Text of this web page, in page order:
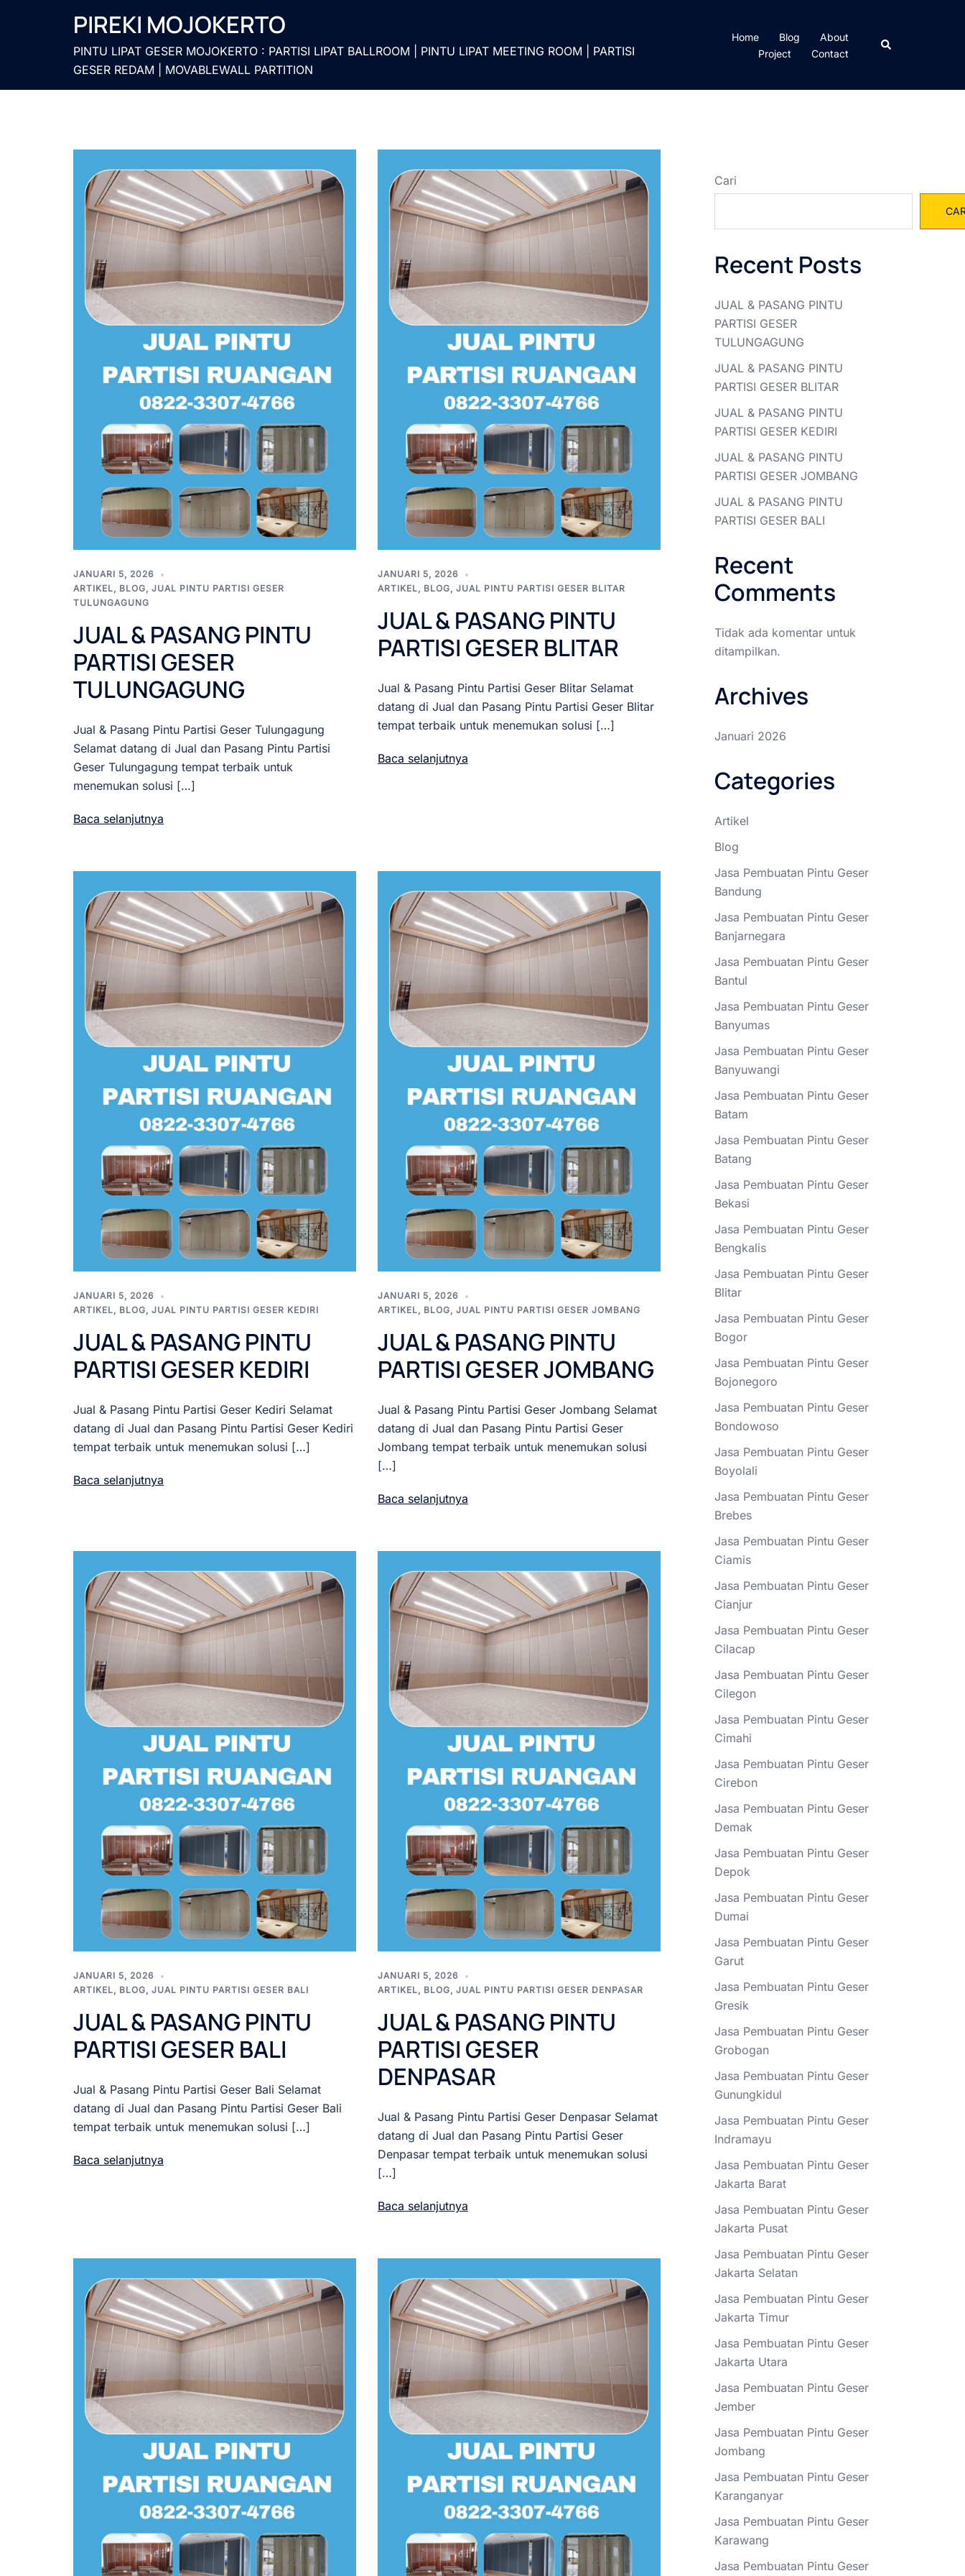
PIREKI MOJOKERTO
PINTU LIPAT GESER MOJOKERTO : PARTISI LIPAT BALLROOM | PINTU LIPAT MEETING ROOM | PARTISI
GESER REDAM | MOVABLEWALL PARTITION
Home Blog
About
Project
Contact
Cari
JANUARI 5, 2026
ARTIKEL, BLOG, JUAL PINTU PARTISI GESER
TULUNGAGUNG
JUAL & PASANG PINTU
PARTISI GESER
TULUNGAGUNG
Jual & Pasang Pintu Partisi Geser Tulungagung
Selamat datang di Jual dan Pasang Pintu Partisi
Geser Tulungagung tempat terbaik untuk
menemukan solusi […]
Baca selanjutnya
JANUARI 5, 2026
ARTIKEL, BLOG, JUAL PINTU PARTISI GESER BLITAR
JUAL & PASANG PINTU
PARTISI GESER BLITAR
Jual & Pasang Pintu Partisi Geser Blitar Selamat
datang di Jual dan Pasang Pintu Partisi Geser Blitar
tempat terbaik untuk menemukan solusi […]
Baca selanjutnya
JANUARI 5, 2026
ARTIKEL, BLOG, JUAL PINTU PARTISI GESER KEDIRI
JUAL & PASANG PINTU
PARTISI GESER KEDIRI
Jual & Pasang Pintu Partisi Geser Kediri Selamat
datang di Jual dan Pasang Pintu Partisi Geser Kediri
tempat terbaik untuk menemukan solusi […]
Baca selanjutnya
JANUARI 5, 2026
ARTIKEL, BLOG, JUAL PINTU PARTISI GESER JOMBANG
JUAL & PASANG PINTU
PARTISI GESER JOMBANG
Jual & Pasang Pintu Partisi Geser Jombang Selamat
datang di Jual dan Pasang Pintu Partisi Geser
Jombang tempat terbaik untuk menemukan solusi
[…]
Baca selanjutnya
JANUARI 5, 2026
ARTIKEL, BLOG, JUAL PINTU PARTISI GESER BALI
JUAL & PASANG PINTU
PARTISI GESER BALI
Jual & Pasang Pintu Partisi Geser Bali Selamat
datang di Jual dan Pasang Pintu Partisi Geser Bali
tempat terbaik untuk menemukan solusi […]
Baca selanjutnya
JANUARI 5, 2026
ARTIKEL, BLOG, JUAL PINTU PARTISI GESER DENPASAR
JUAL & PASANG PINTU
PARTISI GESER
DENPASAR
Jual & Pasang Pintu Partisi Geser Denpasar Selamat
datang di Jual dan Pasang Pintu Partisi Geser
Denpasar tempat terbaik untuk menemukan solusi
[…]
Baca selanjutnya
Cari
Recent Posts
JUAL & PASANG PINTU
PARTISI GESER
TULUNGAGUNG
JUAL & PASANG PINTU
PARTISI GESER BLITAR
JUAL & PASANG PINTU
PARTISI GESER KEDIRI
JUAL & PASANG PINTU
PARTISI GESER JOMBANG
JUAL & PASANG PINTU
PARTISI GESER BALI
Recent
Comments
Tidak ada komentar untuk
ditampilkan.
Archives
Januari 2026
Categories
Artikel
Blog
Jasa Pembuatan Pintu Geser
Bandung
Jasa Pembuatan Pintu Geser
Banjarnegara
Jasa Pembuatan Pintu Geser
Bantul
Jasa Pembuatan Pintu Geser
Banyumas
Jasa Pembuatan Pintu Geser
Banyuwangi
Jasa Pembuatan Pintu Geser
Batam
Jasa Pembuatan Pintu Geser
Batang
Jasa Pembuatan Pintu Geser
Bekasi
Jasa Pembuatan Pintu Geser
Bengkalis
Jasa Pembuatan Pintu Geser
Blitar
Jasa Pembuatan Pintu Geser
Bogor
Jasa Pembuatan Pintu Geser
Bojonegoro
Jasa Pembuatan Pintu Geser
Bondowoso
Jasa Pembuatan Pintu Geser
Boyolali
Jasa Pembuatan Pintu Geser
Brebes
Jasa Pembuatan Pintu Geser
Ciamis
Jasa Pembuatan Pintu Geser
Cianjur
Jasa Pembuatan Pintu Geser
Cilacap
Jasa Pembuatan Pintu Geser
Cilegon
Jasa Pembuatan Pintu Geser
Cimahi
Jasa Pembuatan Pintu Geser
Cirebon
Jasa Pembuatan Pintu Geser
Demak
Jasa Pembuatan Pintu Geser
Depok
Jasa Pembuatan Pintu Geser
Dumai
Jasa Pembuatan Pintu Geser
Garut
Jasa Pembuatan Pintu Geser
Gresik
Jasa Pembuatan Pintu Geser
Grobogan
Jasa Pembuatan Pintu Geser
Gunungkidul
Jasa Pembuatan Pintu Geser
Indramayu
Jasa Pembuatan Pintu Geser
Jakarta Barat
Jasa Pembuatan Pintu Geser
Jakarta Pusat
Jasa Pembuatan Pintu Geser
Jakarta Selatan
Jasa Pembuatan Pintu Geser
Jakarta Timur
Jasa Pembuatan Pintu Geser
Jakarta Utara
Jasa Pembuatan Pintu Geser
Jember
Jasa Pembuatan Pintu Geser
Jombang
Jasa Pembuatan Pintu Geser
Karanganyar
Jasa Pembuatan Pintu Geser
Karawang
Jasa Pembuatan Pintu Geser